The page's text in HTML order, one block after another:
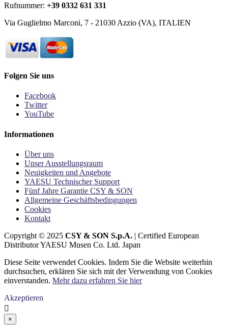
Rufnummer: +39 0332 631 331
Via Guglielmo Marconi, 7 - 21030 Azzio (VA), ITALIEN
Folgen Sie uns
Facebook
Twitter
YouTube
Informationen
Über uns
Unser Ausstellungsraum
Neuigkeiten und Angebote
YAESU Technischer Support
Fünf Jahre Garantie CSY & SON
Allgemeine Geschäftsbedingungen
Cookies
Kontakt
Copyright © 2025 CSY & SON S.p.A. | Certified European
Distributor YAESU Musen Co. Ltd. Japan
Diese Seite verwendet Cookies. Indem Sie die Website weiterhin
durchsuchen, erklären Sie sich mit der Verwendung von Cookies
einverstanden. Mehr dazu erfahren Sie hier
Akzeptieren

×